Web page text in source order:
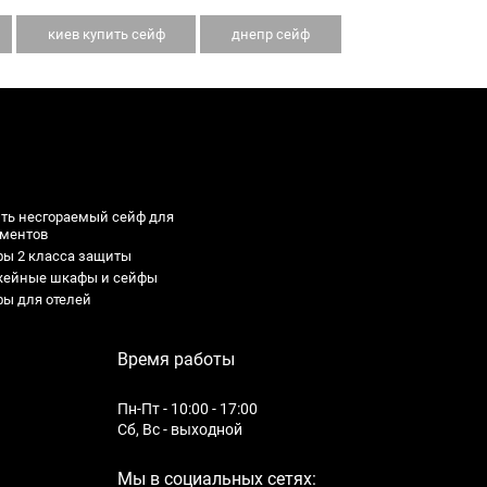
киев купить сейф днепр сейф
несгораемый сейф для
2 класса защиты
шкафы и сейфы
для отелей
сейф купить киев
украшений: Глубина - 600
с ключевым замком
Высота - 318 мм
Высота - 1570 мм
- О класс
Время работы
Пн-Пт - 10:00 - 17:00
Сб, Вс - выходной
Мы в социальных сетях: